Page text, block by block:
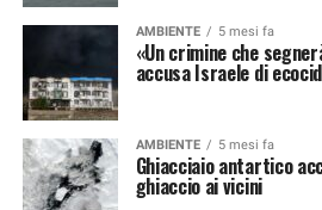
AMBIENTE 5 mesi fa
«Un crimine che
accusa Israele di
AMBIENTE 5 mesi fa
Ghiacciaio antartico
ghiaccio ai vicini